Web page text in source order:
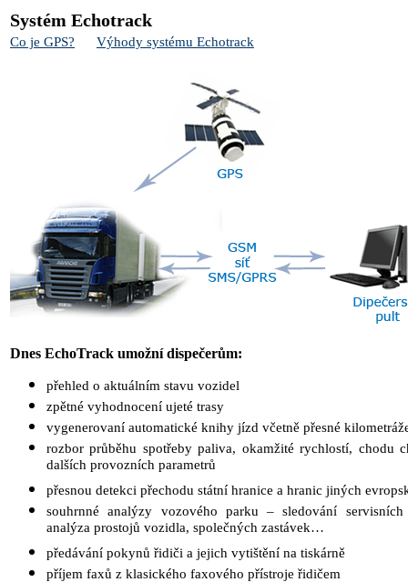
Systém Echotrack
Co je GPS? Výhody systému Echotrack
Dnes EchoTrack umožní dispečerům:
přehled o aktuálním stavu vozidel
zpětné vyhodnocení ujeté trasy
vygenerovaní automatické knihy jízd včetně přesné
rozbor průběhu spotřeby paliva, okamžité rychlostí, chodu
dalších provozních parametrů
přesnou detekci přechodu státní hranice a hranic jiných
souhrnné analýzy vozového parku – sledování servisních
analýza prostojů vozidla, společných zastávek…
předávání pokynů řidiči a jejich vytištění na tiskárně
příjem faxů z klasického faxového přístroje řidičem